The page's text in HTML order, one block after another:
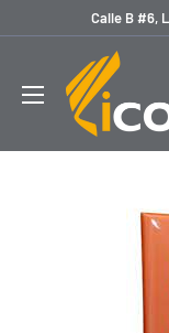
contenido
Calle B #6,
licoferreteria